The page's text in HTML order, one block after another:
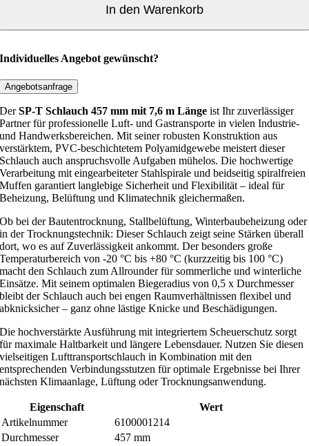
In den Warenkorb
Individuelles Angebot gewünscht?
Angebotsanfrage
DerSP-T Schlauch 457 mm mit 7,6 m Länge ist Ihr zuverlässiger
Partner für professionelle Luft- und Gastransporte in vielen Industrie-
und Handwerksbereichen. Mit seiner robusten Konstruktion aus
verstärktem, PVC-beschichtetem Polyamidgewebe meistert dieser
Schlauch auch anspruchsvolle Aufgaben mühelos. Die hochwertige
Verarbeitung mit eingearbeiteter Stahlspirale und beidseitig spiralfreien
Muffen garantiert langlebige Sicherheit und Flexibilität – ideal für
Beheizung, Belüftung und Klimatechnik gleichermaßen.
Ob bei der Bautentrocknung, Stallbelüftung, Winterbaubeheizung oder
in der Trocknungstechnik: Dieser Schlauch zeigt seine Stärken überall
dort, wo es auf Zuverlässigkeit ankommt. Der besonders große
Temperaturbereich von -20 °C bis +80 °C (kurzzeitig bis 100 °C)
macht den Schlauch zum Allrounder für sommerliche und winterliche
Einsätze. Mit seinem optimalen Biegeradius von 0,5 x Durchmesser
bleibt der Schlauch auch bei engen Raumverhältnissen flexibel und
abknicksicher – ganz ohne lästige Knicke und Beschädigungen.
Die hochverstärkte Ausführung mit integriertem Scheuerschutz sorgt
für maximale Haltbarkeit und längere Lebensdauer. Nutzen Sie diesen
vielseitigen Lufttransportschlauch in Kombination mit den
entsprechenden Verbindungsstutzen für optimale Ergebnisse bei Ihrer
nächsten Klimaanlage, Lüftung oder Trocknungsanwendung.
Eigenschaft
Wert
Artikelnummer
6100001214
Durchmesser
457 mm